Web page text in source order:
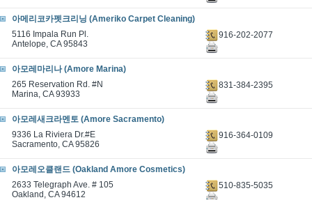
아메리코카펫크리닝 (Ameriko Carpet Cleaning)
5116 Impala Run Pl.
Antelope, CA 95843
916-202-2077
아모레마리나 (Amore Marina)
265 Reservation Rd. #N
Marina, CA 93933
831-384-2395
아모레새크라멘토 (Amore Sacramento)
9336 La Riviera Dr.#E
Sacramento, CA 95826
916-364-0109
아모레오클랜드 (Oakland Amore Cosmetics)
2633 Telegraph Ave. # 105
Oakland, CA 94612
510-835-5035